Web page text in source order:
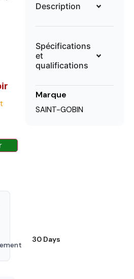
30 Days
Description
Spécifications
et
qualifications
Marque
SAINT-GOBIN